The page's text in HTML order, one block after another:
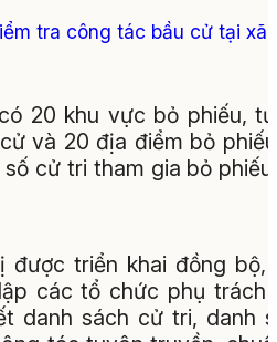
tra công tác bầu cử tại xã
20 khu vực bỏ phiếu,
và 20 địa điểm bỏ
cử tri tham gia bỏ
được triển khai đồng bộ,
các tổ chức phụ trách
danh sách cử tri, danh